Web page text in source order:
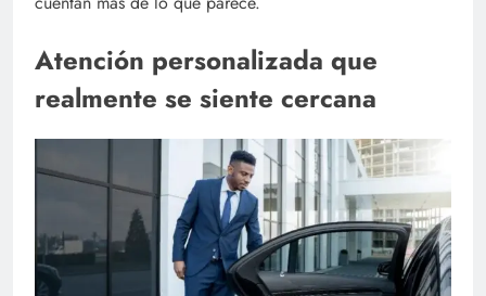
Atención personalizada que
realmente se siente cercana